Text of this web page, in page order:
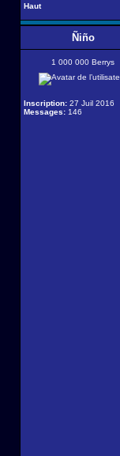
Haut
Ñiño
1 000 000 Berrys
Inscription: 27 Juil 2016
Messages: 146